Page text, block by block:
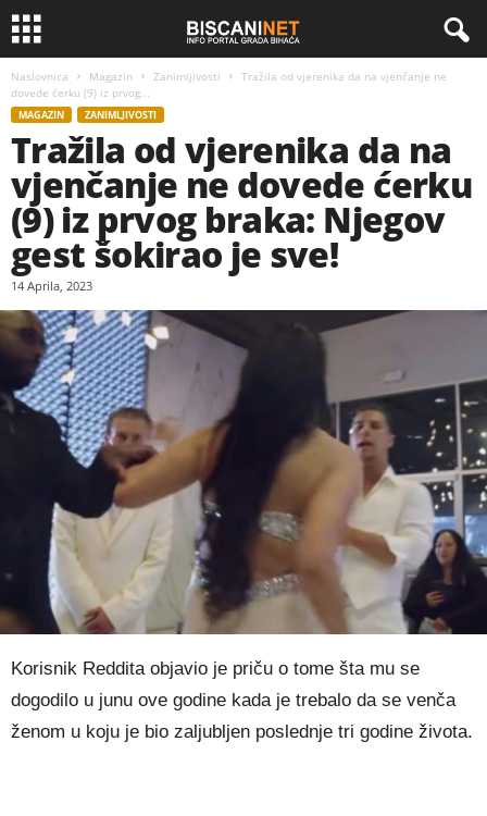
Naslovnica Magazin Zanimljivosti
Tražila od vjerenika da na vjenčanje ne
dovede ćerku (9) iz prvog...
MAGAZIN ZANIMLJIVOSTI
Tražila od vjerenika da na
vjenčanje ne dovede ćerku
(9) iz prvog braka: Njegov
gest šokirao je sve!
14 Aprila, 2023
Korisnik Reddita objavio je priču o tome šta mu se
dogodilo u junu ove godine kada je trebalo da se venča
ženom u koju je bio zaljubljen poslednje tri godine života.